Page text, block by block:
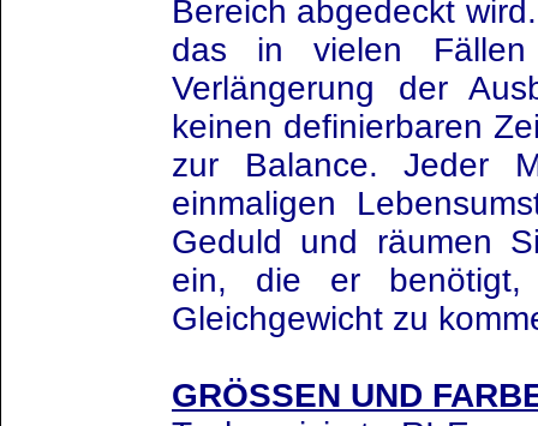
Bereich abgedeckt
das in vielen Fällen
Verlängerung der
keinen definierbaren
zur Balance. Jeder
einmaligen
Geduld und räumen
ein, die er
Gleichgewicht zu
GRÖSSEN UND